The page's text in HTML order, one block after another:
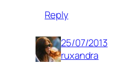
Reply
25/07/2013
ruxandra